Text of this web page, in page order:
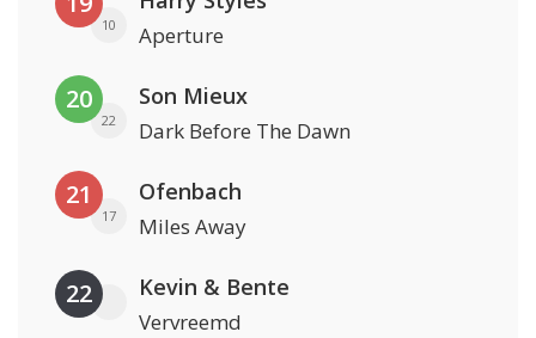
10 Aperture
20
22
Son Mieux
Dark Before The Dawn
21
17
Ofenbach
Miles Away
22 Kevin & Bente
Vervreemd